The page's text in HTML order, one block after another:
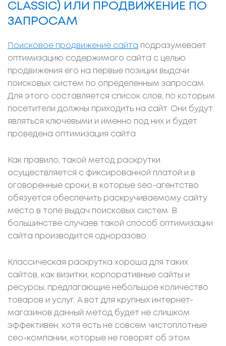
CLASSIC) ИЛИ ПРОДВИЖЕНИЕ ПО
ЗАПРОСАМ
Поисковое продвижение сайта подразумевает
оптимизацию содержимого сайта с целью
продвижения его на первые позиции выдачи
поисковых систем по определенным запросам.
Для этого составляется список слов, по которым
посетители должны приходить на сайт. Они будут
являться ключевыми и именно под них и будет
проведена оптимизация сайта.
Как правило, такой метод раскрутки
осуществляется с фиксированной платой и в
оговоренные сроки, в которые seo-агентство
обязуется обеспечить раскручиваемому сайту
место в топе выдач поисковых систем. В
большинстве случаев такой способ оптимизации
сайта производится одноразово.
Классическая раскрутка хороша для таких
сайтов, как визитки, корпоративные сайты и
ресурсы, предлагающие небольшое количество
товаров и услуг. А вот для крупных интернет-
магазинов данный метод будет не слишком
эффективен, хотя есть не совсем чистоплотные
сео-компании, которые не говорят об этом